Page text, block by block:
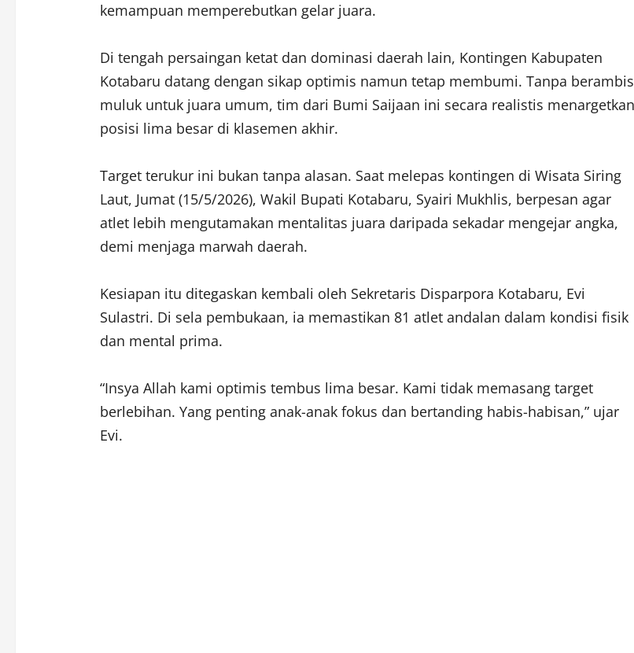
kemampuan memperebutkan gelar juara.
Di tengah persaingan ketat dan dominasi daerah lain, Kontingen Kabupaten
Kotabaru datang dengan sikap optimis namun tetap membumi. Tanpa
muluk untuk juara umum, tim dari Bumi Saijaan ini secara realistis menargetkan
posisi lima besar di klasemen akhir.
Target terukur ini bukan tanpa alasan. Saat melepas kontingen di Wisata Siring
Laut, Jumat (15/5/2026), Wakil Bupati Kotabaru, Syairi Mukhlis, berpesan agar
atlet lebih mengutamakan mentalitas juara daripada sekadar mengejar angka,
demi menjaga marwah daerah.
Kesiapan itu ditegaskan kembali oleh Sekretaris Disparpora Kotabaru, Evi
Sulastri. Di sela pembukaan, ia memastikan 81 atlet andalan dalam kondisi fisik
dan mental prima.
“Insya Allah kami optimis tembus lima besar. Kami tidak memasang target
berlebihan. Yang penting anak-anak fokus dan bertanding habis-habisan,” ujar
Evi.